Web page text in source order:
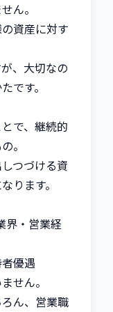
ん。
資産に対す
、大切なの
です。
で、継続的
。
つづける資
ります。
界・営業経
優遇
せん。
ん、営業職